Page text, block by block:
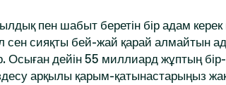
пен шабыт беретін бір адам керек
сен сияқты бей-жай қарай алмайтын
Осыған дейін 55 миллиард жұптың бір-
арқылы қарым-қатынастарыңыз